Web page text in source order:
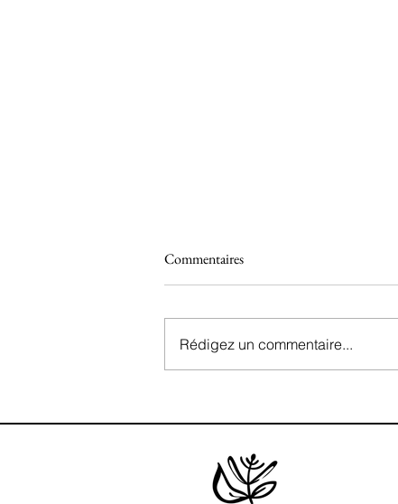
Lymphatique : un duo puissant
Tours
Commentaires
Rédigez un commentaire...